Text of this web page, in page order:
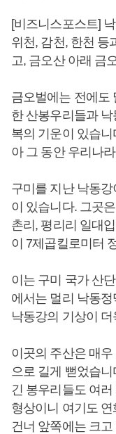
[비즈니스포스트]
위천, 감천, 한천 등
고, 금오산 아래 금
금오벌에는 전에도
한 산봉우리들과
복의 기운이 있습
아 그 동안 우리나
구미를 지난 낙동
이 있습니다. 그곳
촌리, 평리리 일대
이 7제곱킬로미터
이는 구미 국가 산
에서는 멀리 낙동
낙동강의 기상이
이곳의 주산은 매
으로 길게 뻗었습
긴 봉우리들도 여
형상이니 여기도
건너 앞쪽에는 크